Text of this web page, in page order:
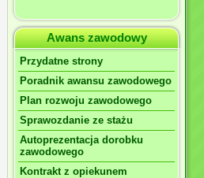
Awans zawodowy
Przydatne strony
Poradnik awansu zawodowego
Plan rozwoju zawodowego
Sprawozdanie ze stażu
Autoprezentacja dorobku
zawodowego
Kontrakt z opiekunem